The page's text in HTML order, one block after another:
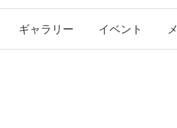
ギャラリー イベント